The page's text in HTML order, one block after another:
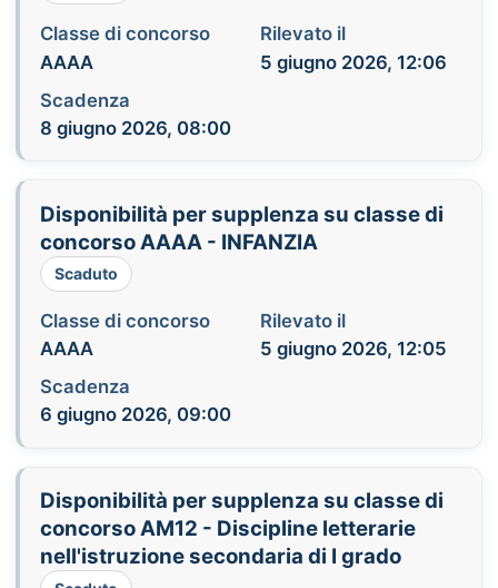
Classe di concorso
AAAA
Rilevato il
5 giugno 2026, 12:06
Scadenza
8 giugno 2026, 08:00
Disponibilità per supplenza su classe di
concorso AAAA - INFANZIA
Scaduto
Classe di concorso
AAAA
Rilevato il
5 giugno 2026, 12:05
Scadenza
6 giugno 2026, 09:00
Disponibilità per supplenza su classe di
concorso AM12 - Discipline letterarie
nell'istruzione secondaria di I grado